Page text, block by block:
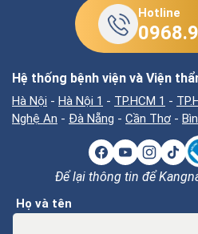
Hotline
Hệ thống bệnh viện và Viện
Hà Nội - Hà Nội 1 - TP.HCM 1 -
Nghệ An - Đà Nẵng - Cần Thơ -
Để lại thông tin để
Họ và tên